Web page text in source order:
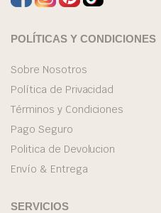
POLÍTICAS Y CONDICIONES
Sobre Nosotros
Política de Privacidad
Términos y Condiciones
Pago Seguro
Politica de Devolucion
Envío & Entrega
SERVICIOS